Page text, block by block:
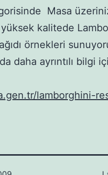
Masa
kalitede
örnekleri
daha ayrıntılı bilgi
lamborghini-